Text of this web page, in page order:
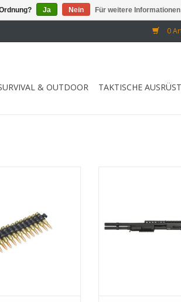
0
& OUTDOOR TAKTISCHE
Ja Nein Für weitere